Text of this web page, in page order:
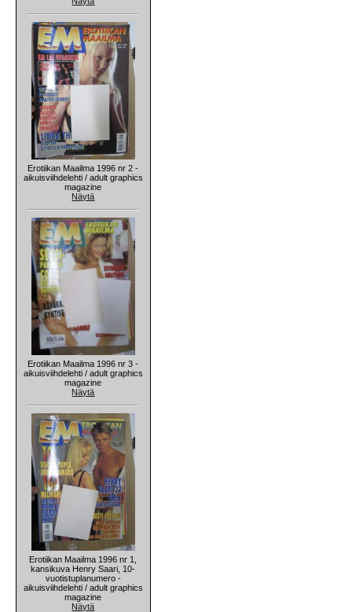
Erotiikan Maailma 1996 nr 2 -
aikuisviihdelehti / adult graphics
magazine
Näytä
Erotiikan Maailma 1996 nr 3 -
aikuisviihdelehti / adult graphics
magazine
Näytä
Erotiikan Maailma 1996 nr 1,
kansikuva Henry Saari, 10-
vuotistuplanumero -
aikuisviihdelehti / adult graphics
magazine
Näytä